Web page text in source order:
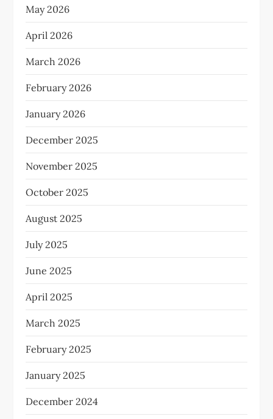
May 2026
April 2026
March 2026
February 2026
January 2026
December 2025
November 2025
October 2025
August 2025
July 2025
June 2025
April 2025
March 2025
February 2025
January 2025
December 2024